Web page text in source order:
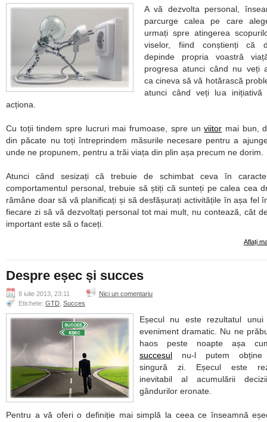
A vă dezvolta personal,
parcurge calea pe care
urmați spre atingerea
viselor, fiind conștienți că
depinde propria voastră
progresa atunci când nu veți
ca cineva să vă hotărască
atunci când veți lua inițiativă
acționa.
Cu toții tindem spre lucruri mai frumoase, spre unviitor mai bun,
din păcate nu toți întreprindem măsurile necesare pentru a
unde ne propunem, pentru a trăi viața din plin așa precum ne dorim.
Atunci când sesizați că trebuie de schimbat ceva în
comportamentul personal, trebuie să știți că sunteți pe calea cea
rămâne doar să vă planificați și să desfășurați activitățile în așa fel
fiecare zi să vă dezvoltați personal tot mai mult, nu contează, cât
important este să o faceți.
Aflați
Despre eșec și succes
8 iulie 2013, 23:11
Nici un comentariu
Etichete: GTD Succes
Eșecul nu este rezultatul unui
eveniment dramatic. Nu ne
haos peste noapte așa
succesul nu-l putem obține
singură zi. Eșecul este
inevitabil al acumulării
gândurilor eronate.
Pentru a vă oferi o definiție mai simplă la ceea ce înseamnă